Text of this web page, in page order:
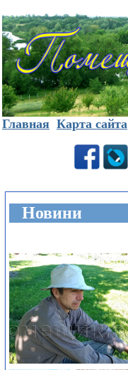
Главная Карта сайта
Новини